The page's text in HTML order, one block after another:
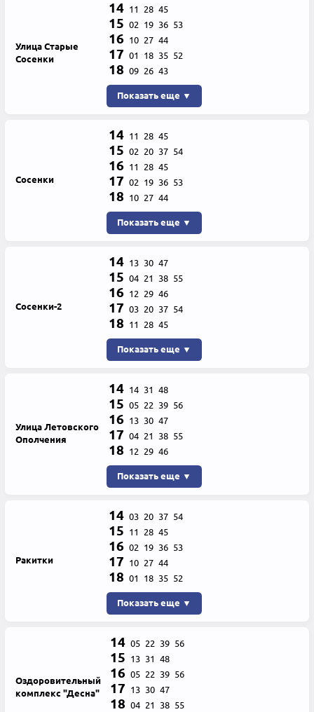
Улица Старые
Сосенки
14 11 28 45
15 02 19 36 53
16 10 27 44
17 01 18 35 52
18 09 26 43
Показать еще ▼
Сосенки
14 11 28 45
15 02 20 37 54
16 11 28 45
17 02 19 36 53
18 10 27 44
Показать еще ▼
Сосенки-2
14 13 30 47
15 04 21 38 55
16 12 29 46
17 03 20 37 54
18 11 28 45
Показать еще ▼
Улица Летовского
Ополчения
14 14 31 48
15 05 22 39 56
16 13 30 47
17 04 21 38 55
18 12 29 46
Показать еще ▼
Ракитки
14 03 20 37 54
15 11 28 45
16 02 19 36 53
17 10 27 44
18 01 18 35 52
Показать еще ▼
Оздоровительный
комплекс "Десна"
14 05 22 39 56
15 13 31 48
16 05 22 39 56
17 13 30 47
18 04 21 38 55